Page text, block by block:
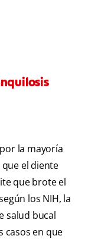
la mayoría
el diente
que brote el
los NIH, la
salud bucal
casos en que